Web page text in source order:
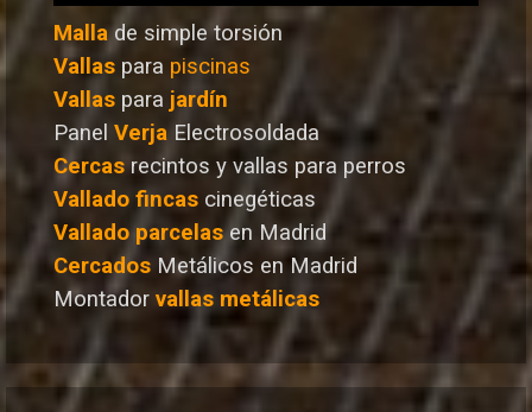
Mallade simple torsión
Vallas para piscinas
Vallas para jardín
Panel Verja Electrosoldada
Cercas recintos y vallas para perros
Vallado fincas cinegéticas
Vallado parcelasen Madrid
Cercados Metálicos en Madrid
Montador vallas metálicas